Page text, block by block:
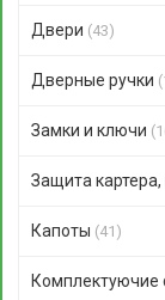
Двери (43)
Дверные ручки
Замки и ключи
Защита
Капоты (41)
Комплектуючие